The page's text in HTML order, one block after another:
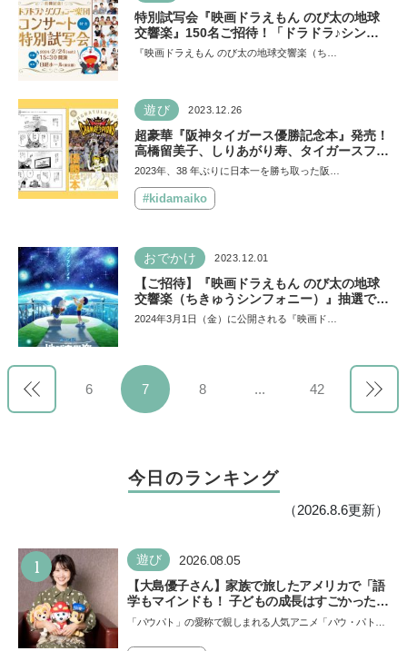
特別試写会『映画ドラえもん のび太の地球
交響楽』150名ご招待！「ドラドラ♪シンフ
ォニー楽団」コンサート付き、葉加瀬太郎さ
『映画ドラえもん のび太の地球交響楽（ち…
遊び 2023.12.26
超豪華『阪神タイガース優勝記念本』発売！
高橋留美子、しりあがり寿、タイガースファ
ンの作家総勢 20 名が寄稿！
2023年、38 年ぶりに日本一を勝ち取った阪…
#kidamaiko
おでかけ 2023.12.01
【ご招待】『映画ドラえもん のび太の地球
交響楽（ちきゅうシンフォニー）』抽選で
648組1,944名様を試写会に！ 応募締切は
2024年3月1日（金）に公開される『映画ド…
6 7 8 ... 42
今日のランキング
（2026.8.6更新）
1 遊び 2026.08.05
【大島優子さん】家族で旅したアメリカで「語
学もマインドも！ 子どもの成長はすごかった」
声優をつとめた映画『パウ・パトロール ザ・ダ
できると子どもに知ってほしい
「パウパト」の愛称で親しまれる人気アニメ「パウ・パトロ